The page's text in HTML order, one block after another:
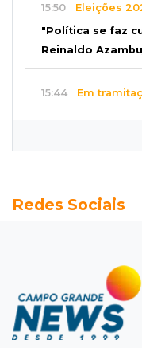
15:50 Eleições
"Política se faz
Reinaldo
15:44 Em
Caminhão
Pagará
Homem que
frente da filha é
Redes Sociais